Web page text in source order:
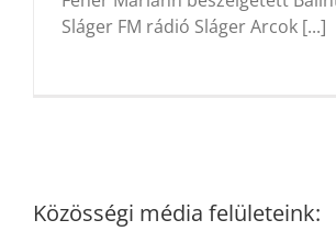
Sláger FM rádió Sláger Arcok [...]
Közösségi média felületeink: